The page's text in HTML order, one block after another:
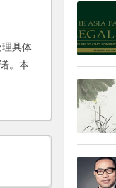
具体
。本